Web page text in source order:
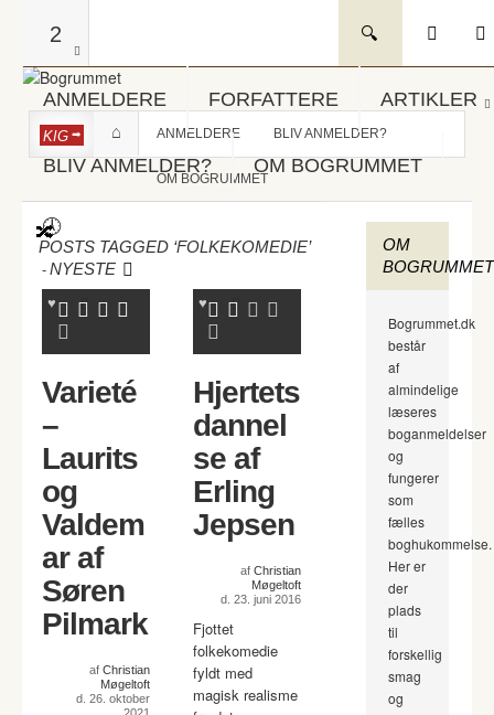
2
ANMELDERE FORFATTERE ARTIKLER
BLIV ANMELDER? OM BOGRUMMET
KIG ANMELDERE BLIV ANMELDER?
OM BOGRUMMET
POSTS TAGGED ‘FOLKEKOMEDIE’
-NYESTE
Varieté
–
Laurits
og
Valdem
ar af
Søren
Pilmark
af Christian
Møgeltoft
d. 26. oktober
Hjertets
dannel
se af
Erling
Jepsen
af Christian
Møgeltoft
d. 23. juni 2016
Fjottet
folkekomedie
fyldt med
magisk realisme
OM
BOGRUMMET
Bogrummet.dk
består
af
almindelige
læseres
boganmeldelser
og
fungerer
som
fælles
boghukommelse.
Her er
der
plads
til
forskellig
smag
og